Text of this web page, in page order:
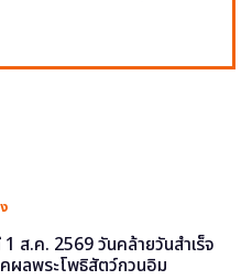
1 ส.ค. 2569 วันคล้ายวันสำเร็จ
ผลพระโพธิสัตว์กวนอิม